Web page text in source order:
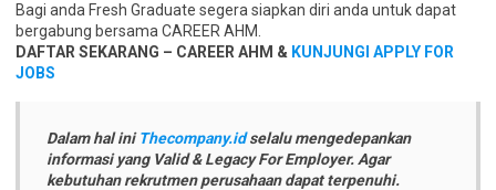
Bagi anda Fresh Graduate segera siapkan diri anda untuk dapat
bergabung bersama CAREER AHM.
DAFTAR SEKARANG – CAREER AHM & KUNJUNGI APPLY FOR
JOBS
Dalam hal iniThecompany.idselalu mengedepankan
informasi yang Valid & Legacy For Employer. Agar
kebutuhan rekrutmen perusahaan dapat terpenuhi.